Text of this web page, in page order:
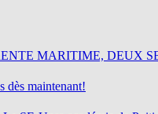
MARITIME, DEUX
dès maintenant!